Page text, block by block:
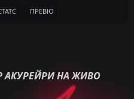
ПРЕВЮ
АКУРЕЙРИ НА ЖИВО